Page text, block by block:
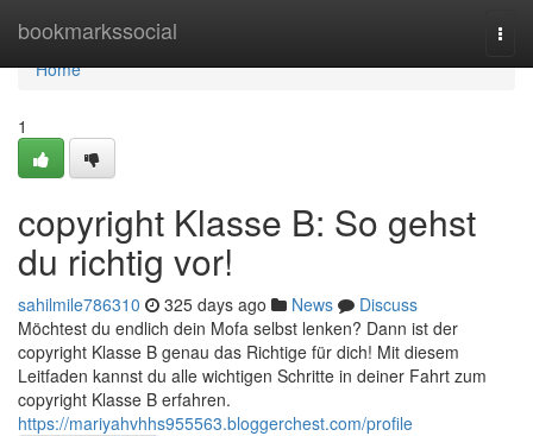
bookmarkssocial
Home
Home
1
copyright Klasse B: So gehst
du richtig vor!
sahilmile786310 325 days ago News
Discuss
Möchtest du endlich dein Mofa selbst lenken? Dann ist der
copyright Klasse B genau das Richtige für dich! Mit diesem
Leitfaden kannst du alle wichtigen Schritte in deiner Fahrt zum
copyright Klasse B erfahren.
https://mariyahvhhs955563.bloggerchest.com/profile